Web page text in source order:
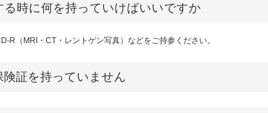
る時に何を持っていけばいいですか
R（MRI・CT・レントゲン写真）などをご持参ください。
険証を持っていません